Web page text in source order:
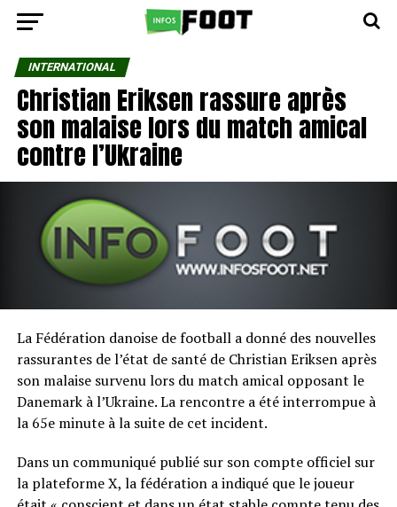
INTERNATIONAL
Christian Eriksen rassure après
son malaise lors du match amical
contre l’Ukraine
La Fédération danoise de football a donné des nouvelles
rassurantes de l’état de santé de Christian Eriksen après
son malaise survenu lors du match amical opposant le
Danemark à l’Ukraine. La rencontre a été interrompue à
la 65e minute à la suite de cet incident.
Dans un communiqué publié sur son compte officiel sur
la plateforme X, la fédération a indiqué que le joueur